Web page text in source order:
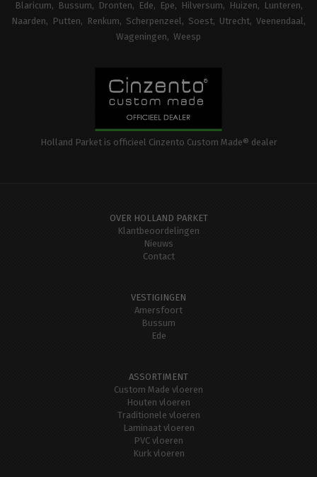
Blaricum
Bussum Dronten Ede Epe Hilversum Huizen
Lunteren
Naarden
Putten Renkum Scherpenzeel Soest Utrecht Veenendaal
Wageningen
Weesp
Holland Parket is officieel Cinzento Custom Made® dealer
OVER HOLLAND PARKET
Klantbeoordelingen
Nieuws
Contact
VESTIGINGEN
Amersfoort
Bussum
Ede
ASSORTIMENT
Custom Made vloeren
Houten vloeren
Traditionele vloeren
Laminaat vloeren
PVC vloeren
Kurk vloeren